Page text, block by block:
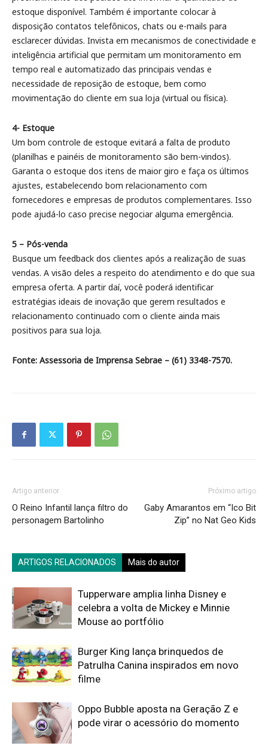
estoque disponível. Também é importante colocar à
disposição contatos telefônicos, chats ou e-mails para
esclarecer dúvidas. Invista em mecanismos de conectividade e
inteligência artificial que permitam um monitoramento em
tempo real e automatizado das principais vendas e
necessidade de reposição de estoque, bem como
movimentação do cliente em sua loja (virtual ou física).
4- Estoque
Um bom controle de estoque evitará a falta de produto
(planilhas e painéis de monitoramento são bem-vindos).
Garanta o estoque dos itens de maior giro e faça os últimos
ajustes, estabelecendo bom relacionamento com
fornecedores e empresas de produtos complementares. Isso
pode ajudá-lo caso precise negociar alguma emergência.
5 – Pós-venda
Busque um feedback dos clientes após a realização de suas
vendas. A visão deles a respeito do atendimento e do que sua
empresa oferta. A partir daí, você poderá identificar
estratégias ideais de inovação que gerem resultados e
relacionamento continuado com o cliente ainda mais
positivos para sua loja.
Fonte: Assessoria de Imprensa Sebrae – (61) 3348-7570.
Artigo anterior
O Reino Infantil lança filtro do
personagem Bartolinho
Próximo artigo
Gaby Amarantos em “Ico Bit
Zip” no Nat Geo Kids
ARTIGOS RELACIONADOS Mais do autor
Tupperware amplia linha Disney e
celebra a volta de Mickey e Minnie
Mouse ao portfólio
Burger King lança brinquedos de
Patrulha Canina inspirados em novo
filme
Oppo Bubble aposta na Geração Z e
pode virar o acessório do momento